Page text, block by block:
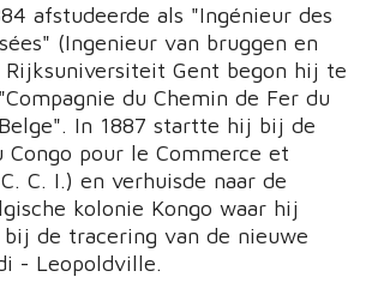
afstudeerde als "Ingénieur des
(Ingenieur van bruggen en
Rijksuniversiteit Gent begon hij te
du Chemin de Fer du
In 1887 startte hij bij de
Congo pour le Commerce et
C. I.) en verhuisde naar de
kolonie Kongo waar hij
bij de tracering van de nieuwe
- Leopoldville.